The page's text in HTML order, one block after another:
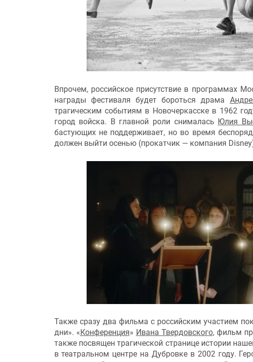
Впрочем, российское присутствие в программах
награды фестиваля будет бороться драма
трагическим событиям в Новочеркасске в 1962
город войска. В главной роли снималась Юлия
бастующих не поддерживает, но во время
должен выйти осенью (прокатчик — компания
Также сразу два фильма с российским участием
дни». « Конференция» Ивана Твердовского, фильм
также посвящен трагической странице истории
в театральном центре на Дубровке в 2002 году.